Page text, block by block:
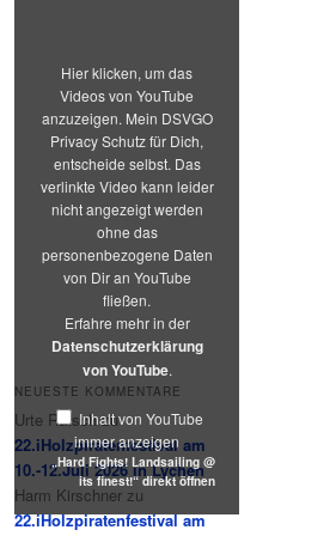
YouTube
anzeigen
Hier klicken, um das
Videos von YouTube
anzuzeigen. Mein DSVGO
Privacy Schutz für Dich,
entscheide selbst. Das
verlinkte Video kann leider
nicht angezeigt werden
ohne das
personenbezogene Daten
von Dir an YouTube
fließen.
Erfahre mehr in der
Datenschutzerklärung
von YouTube.
Inhalt von YouTube
immer anzeigen
„Hard Fights! Landsailing @
its finest!“ direkt öffnen
NEUESTE KOMMENTARE
Urte Rätschzu
22.iHolzpiratenfestival am
10.-12.Juli 2026 in Lychen
Harm Kirschner zu
22.iHolzpiratenfestival am